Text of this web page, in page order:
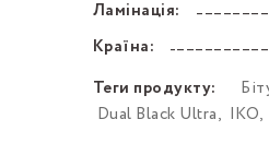
Ламінація:
Країна:
Теги продукту:
Dual Black Ultra, IKO,